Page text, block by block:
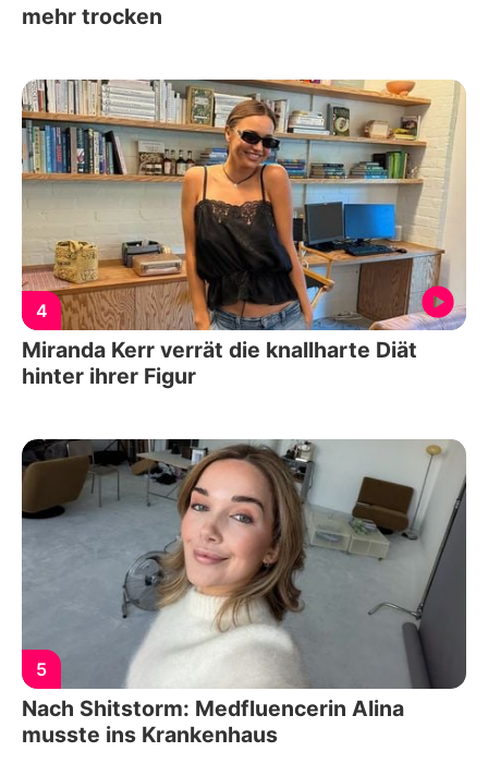
mehr trocken
4
Miranda Kerr verrät die knallharte Diät
hinter ihrer Figur
5
Nach Shitstorm: Medfluencerin Alina
musste ins Krankenhaus